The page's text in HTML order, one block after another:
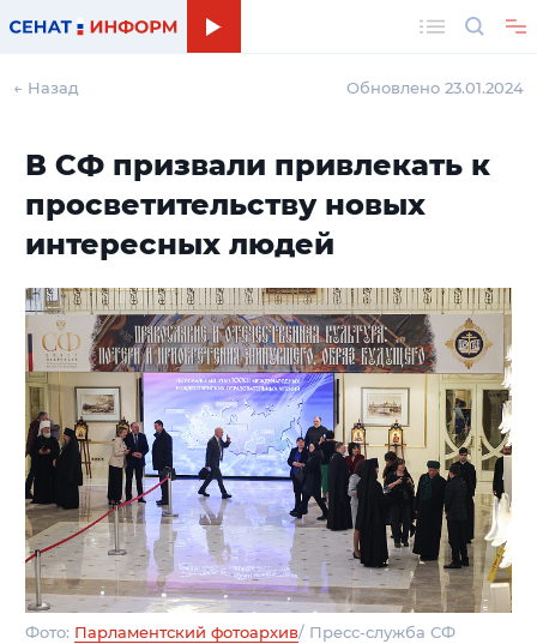
← Назад Обновлено 23.01.2024
В СФ призвали привлекать к
просветительству новых
интересных людей
Фото: Парламентский фотоархив/ Пресс-служба СФ